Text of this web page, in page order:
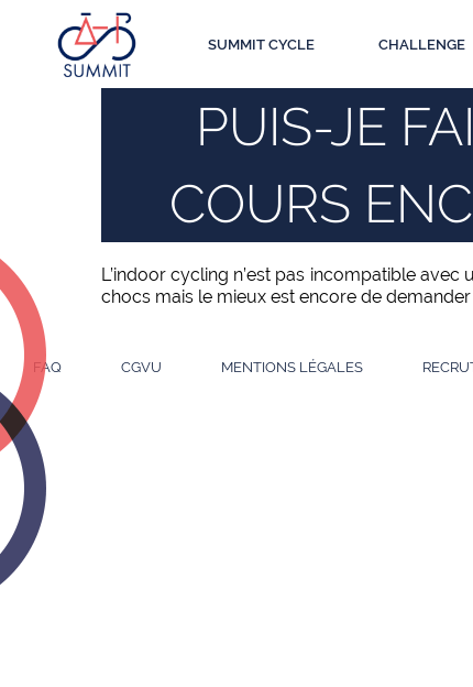
contenu
principal
SUMMIT CYCLE CHALLENGE
PUIS-JE
COURS
L’indoor cycling n’est pas incompatible avec
chocs mais le mieux est encore de
FAQ CGVU MENTIONS LÉGALES
Panneau de gestion des cookies